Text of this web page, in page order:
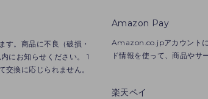
す。商品に不良（破損・
にお知らせください。 1
換に応じられません。
Amazon Pay
Amazon.co.jpアカウント
ド情報を使って、商品やサ
楽天ペイ